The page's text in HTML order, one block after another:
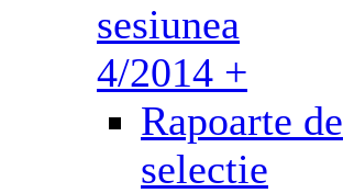
sesiunea
4/2014 +
Rapoarte de
selectie